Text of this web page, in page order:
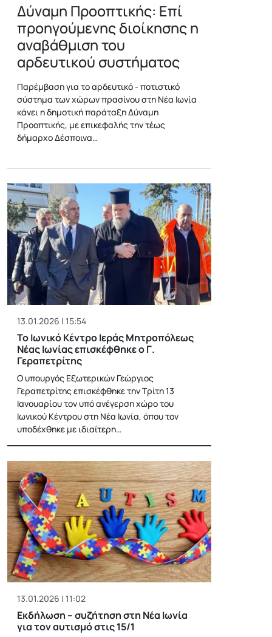
Δύναμη Προοπτικής: Επί
προηγούμενης διοίκησης η
αναβάθμιση του
αρδευτικού συστήματος
Παρέμβαση για το αρδευτικό - ποτιστικό
σύστημα των χώρων πρασίνου στη Νέα Ιωνία
κάνει η δημοτική παράταξη Δύναμη
Προοπτικής, με επικεφαλής την τέως
δήμαρχο Δέσποινα…
13.01.2026 | 15:54
Το Ιωνικό Κέντρο Ιεράς Μητροπόλεως
Νέας Ιωνίας επισκέφθηκε ο Γ.
Γεραπετρίτης
Ο υπουργός Εξωτερικών Γεώργιος
Γεραπετρίτης επισκέφθηκε την Τρίτη 13
Ιανουαρίου τον υπό ανέγερση χώρο του
Ιωνικού Κέντρου στη Νέα Ιωνία, όπου τον
υποδέχθηκε με ιδιαίτερη…
13.01.2026 | 11:02
Εκδήλωση – συζήτηση στη Νέα Ιωνία
για τον αυτισμό στις 15/1